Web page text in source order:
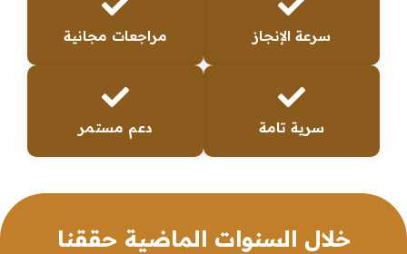
سرعة الإنجاز مراجعات مجانية
سرية تامة دعم مستمر
خلال السنوات الماضية حققنا